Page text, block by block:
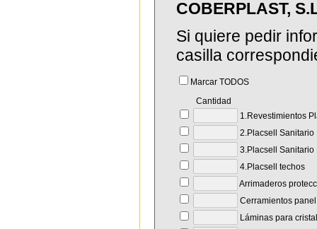
COBERPLAST,
Si quiere pedir
casilla
Marcar TODOS
Cantidad
1.Revestimientos
2.Placsell Sanitario
3.Placsell Sanitario
4.Placsell techos
Arrimaderos
Cerramientos
Láminas para